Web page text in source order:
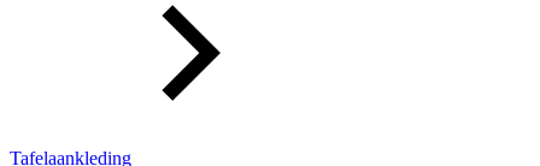
Tafelaankleding